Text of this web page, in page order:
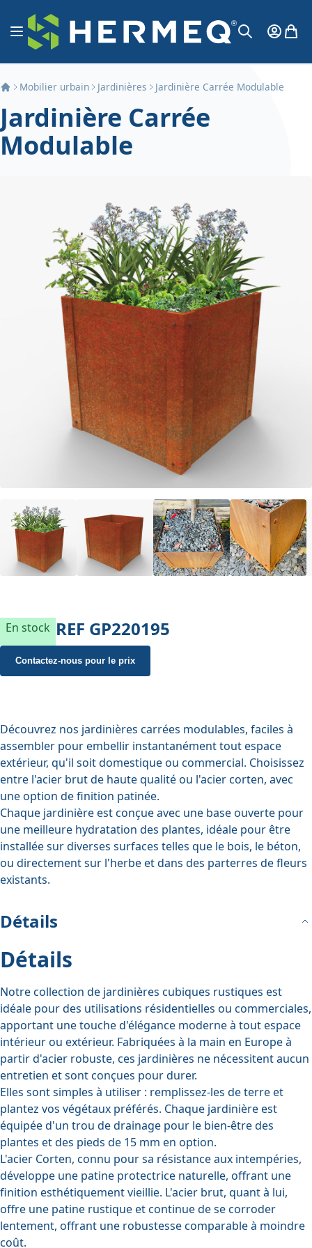
Aller au contenu
Affichage navigation
MonMon
Mobilier urbain Jardinières Jardinière Carrée Modulable
Jardinière Carrée
Modulable
En stock REF GP220195
Contactez-nous pour le prix
Découvrez nos jardinières carrées modulables, faciles à
assembler pour embellir instantanément tout espace
extérieur, qu'il soit domestique ou commercial. Choisissez
entre l'acier brut de haute qualité ou l'acier corten, avec
une option de finition patinée.
Chaque jardinière est conçue avec une base ouverte pour
une meilleure hydratation des plantes, idéale pour être
installée sur diverses surfaces telles que le bois, le béton,
ou directement sur l'herbe et dans des parterres de fleurs
existants.
Détails
Détails
Notre collection de jardinières cubiques rustiques est
idéale pour des utilisations résidentielles ou commerciales,
apportant une touche d'élégance moderne à tout espace
intérieur ou extérieur. Fabriquées à la main en Europe à
partir d'acier robuste, ces jardinières ne nécessitent aucun
entretien et sont conçues pour durer.
Elles sont simples à utiliser : remplissez-les de terre et
plantez vos végétaux préférés. Chaque jardinière est
équipée d'un trou de drainage pour le bien-être des
plantes et des pieds de 15 mm en option.
L'acier Corten, connu pour sa résistance aux intempéries,
développe une patine protectrice naturelle, offrant une
finition esthétiquement vieillie. L'acier brut, quant à lui,
offre une patine rustique et continue de se corroder
lentement, offrant une robustesse comparable à moindre
coût.